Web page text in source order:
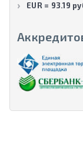
EUR = 93.19